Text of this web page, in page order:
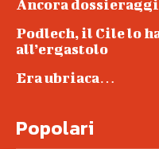
Ancora
Podlech, il Cile lo
all’ergastolo
Era ubriaca…
Popolari